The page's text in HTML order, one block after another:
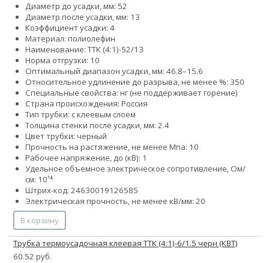
Диаметр до усадки, мм: 52
Диаметр после усадки, мм: 13
Коэффициент усадки: 4
Материал: полиолефин
Наименование: ТТК (4:1)-52/13
Норма отгрузки: 10
Оптимальный диапазон усадки, мм: 46.8–15.6
Относительное удлинение до разрыва, не менее %: 350
Специальные свойства: нг (не поддерживает горение)
Страна происхождения: Россия
Тип трубки: с клеевым слоем
Толщина стенки после усадки, мм: 2.4
Цвет трубки: черный
Прочность на растяжение, не менее Мпа: 10
Рабочее напряжение, до (кВ): 1
Удельное объемное электрическое сопротивление, Ом/
см: 10¹⁴
Штрих-код: 24630019126585
Электрическая прочность, не менее кВ/мм: 20
В корзину
Трубка термоусадочная клеевая ТТК (4:1)-6/1.5 черн (КВТ)
60.52 руб.